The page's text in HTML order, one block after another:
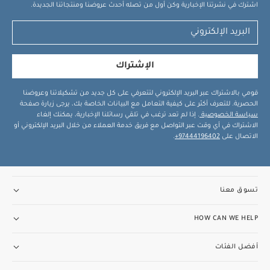
اشترك في نشرتنا الإخبارية وكن أول من تصله أحدث عروضنا ومنتجاتنا الجديدة.
الإشتراك
قومي بالاشتراك عبر البريد الإلكتروني لتتعرفي على كل جديد من تشكيلاتنا وعروضنا
الحصرية. للتعرف أكثر على كيفية التعامل مع البيانات الخاصة بك، يرجى زيارة صفحة
سياسة الخصوصية . إذا لم تعد ترغب في تلقي رسائلنا الإخبارية، يمكنك إلغاء
الاشتراك في أي وقت عبر التواصل مع فريق خدمة العملاء من خلال البريد الإلكتروني أو
الاتصال على 97444196402+
.
تسوق معنا
HOW CAN WE HELP
أفضل الفئات